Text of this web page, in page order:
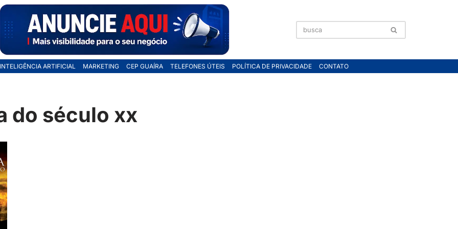
INTELIGÊNCIA ARTIFICIAL MARKETING CEP GUAÍRA TELEFONES ÚTEIS POLÍTICA DE PRIVACIDADE CONTATO
do século xx